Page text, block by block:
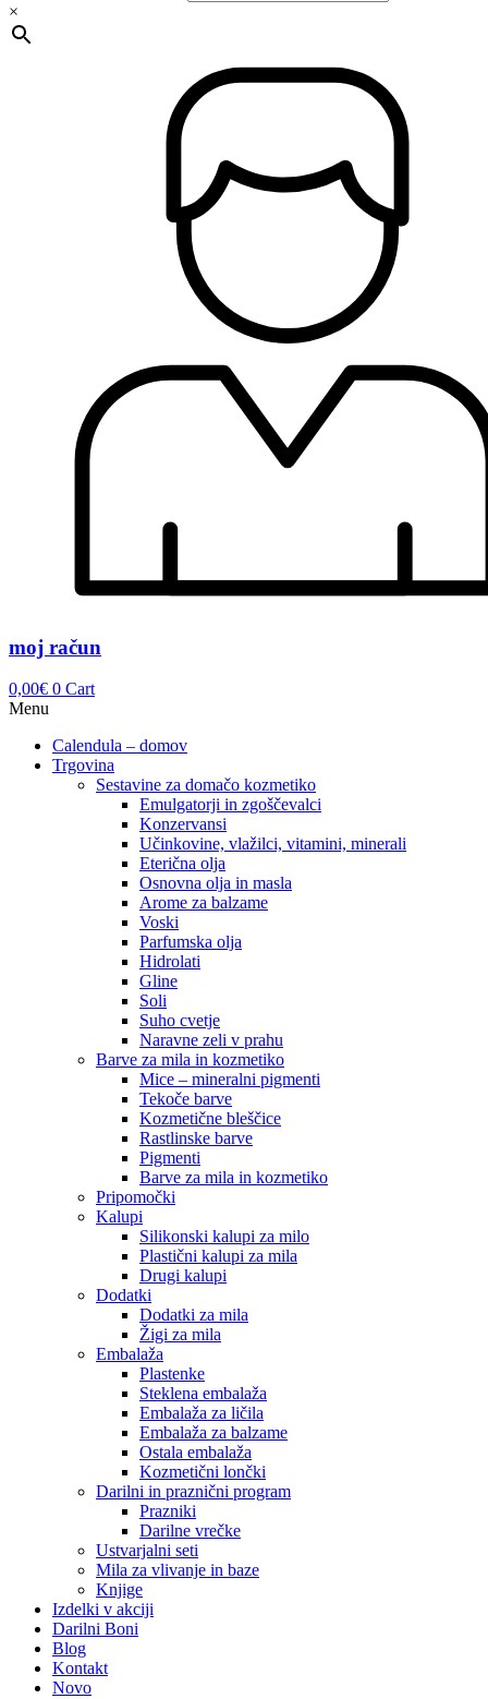
×
moj račun
0,00€ 0 Cart
Menu
Calendula – domov
Trgovina
Sestavine za domačo kozmetiko
Emulgatorji in zgoščevalci
Konzervansi
Učinkovine, vlažilci, vitamini, minerali
Eterična olja
Osnovna olja in masla
Arome za balzame
Voski
Parfumska olja
Hidrolati
Gline
Soli
Suho cvetje
Naravne zeli v prahu
Barve za mila in kozmetiko
Mice – mineralni pigmenti
Tekoče barve
Kozmetične bleščice
Rastlinske barve
Pigmenti
Barve za mila in kozmetiko
Pripomočki
Kalupi
Silikonski kalupi za milo
Plastični kalupi za mila
Drugi kalupi
Dodatki
Dodatki za mila
Žigi za mila
Embalaža
Plastenke
Steklena embalaža
Embalaža za ličila
Embalaža za balzame
Ostala embalaža
Kozmetični lončki
Darilni in praznični program
Prazniki
Darilne vrečke
Ustvarjalni seti
Mila za vlivanje in baze
Knjige
Izdelki v akciji
Darilni Boni
Blog
Kontakt
Novo